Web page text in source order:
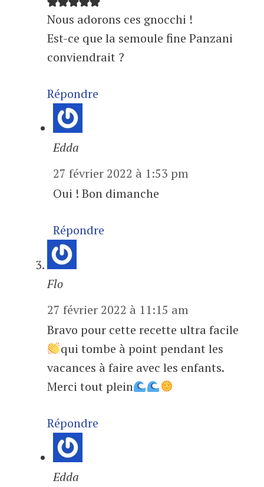
Nous adorons ces gnocchi !
Est-ce que la semoule fine Panzani
conviendrait ?
Répondre
Edda
27 février 2022 à 1:53 pm
Oui ! Bon dimanche
Répondre
Flo
27 février 2022 à 11:15 am
Bravo pour cette recette ultra facile
qui tombe à point pendant les
vacances à faire avec les enfants.
Merci tout plein
Répondre
Edda